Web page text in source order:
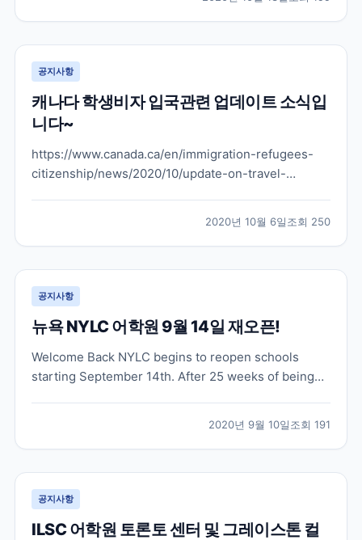
떤 부분으로 늘어날지 아직은 발표된 바는 없지만 캐나
다도 그렇고 뉴질랜드도 학생비자 학생들을 슬슬 받으려
는...
공지사항
캐나다 학생비자 입국관련 업데이트 소식입
니다~
https://www.canada.ca/en/immigration-refugees-
citizenship/news/2020/10/update-on-travel-
2020년 10월 6일조회 250
공지사항
뉴욕 NYLC 어학원 9월 14일 재오픈!
Welcome Back NYLC begins to reopen schools
starting September 14th. After 25 weeks of being
2020년 9월 10일조회 191
공지사항
ILSC 어학원 토론토 센터 및 그레이스톤 컬